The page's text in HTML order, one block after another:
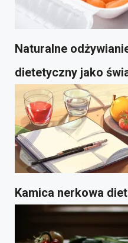
Naturalne
dietetyczny jako
Kamica nerkowa